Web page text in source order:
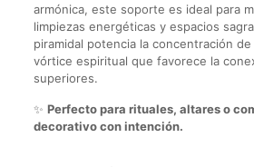
armónica, este soporte es ideal para
limpiezas energéticas y espacios
piramidal potencia la concentración
vórtice espiritual que favorece la
superiores.
✨ Perfecto para rituales, altares o
decorativo con intención.